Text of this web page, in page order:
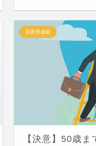
資産形成術
【決意】50歳